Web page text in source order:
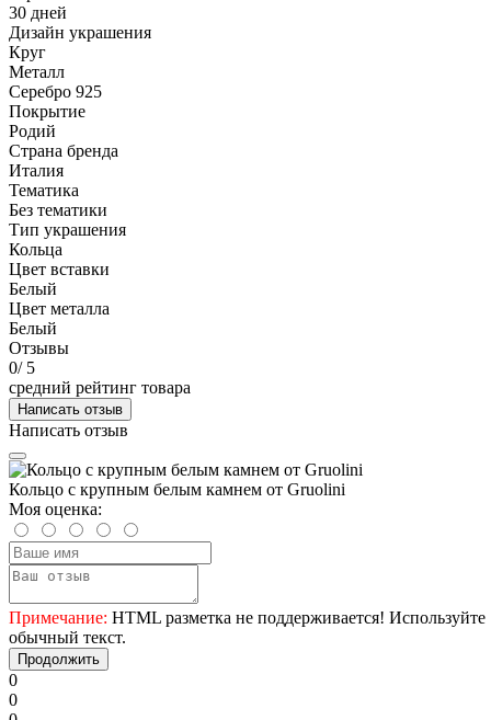
30 дней
Дизайн украшения
Круг
Металл
Серебро 925
Покрытие
Родий
Страна бренда
Италия
Тематика
Без тематики
Тип украшения
Кольца
Цвет вставки
Белый
Цвет металла
Белый
Отзывы
0/ 5
средний рейтинг товара
Написать отзыв
Написать отзыв
Кольцо с крупным белым камнем от Gruolini
Моя оценка:
Примечание: HTML разметка не поддерживается! Используйте
обычный текст.
Продолжить
0
0